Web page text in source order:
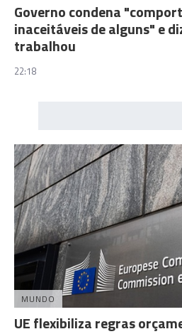
Governo condena
inaceitáveis de alguns" e
trabalhou
22:18
MUNDO
UE flexibiliza regras